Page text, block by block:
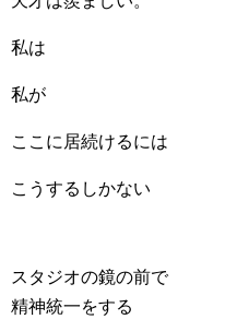
私は
私が
ここに居続けるには
こうするしかない
スタジオの鏡の前で
精神統一をする